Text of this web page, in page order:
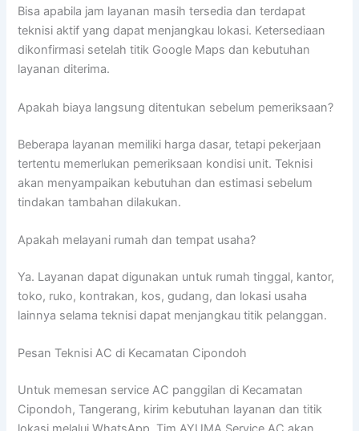
Bisa apabila jam layanan masih tersedia dan terdapat
teknisi aktif yang dapat menjangkau lokasi. Ketersediaan
dikonfirmasi setelah titik Google Maps dan kebutuhan
layanan diterima.
Apakah biaya langsung ditentukan sebelum pemeriksaan?
Beberapa layanan memiliki harga dasar, tetapi pekerjaan
tertentu memerlukan pemeriksaan kondisi unit. Teknisi
akan menyampaikan kebutuhan dan estimasi sebelum
tindakan tambahan dilakukan.
Apakah melayani rumah dan tempat usaha?
Ya. Layanan dapat digunakan untuk rumah tinggal, kantor,
toko, ruko, kontrakan, kos, gudang, dan lokasi usaha
lainnya selama teknisi dapat menjangkau titik pelanggan.
Pesan Teknisi AC di Kecamatan Cipondoh
Untuk memesan service AC panggilan di Kecamatan
Cipondoh, Tangerang, kirim kebutuhan layanan dan titik